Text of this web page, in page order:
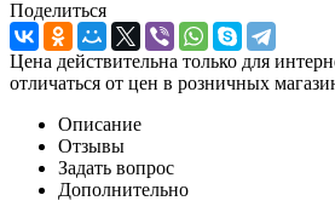
Поделиться
Цена действительна только для
отличаться от цен в розничных
Описание
Отзывы
Задать вопрос
Дополнительно